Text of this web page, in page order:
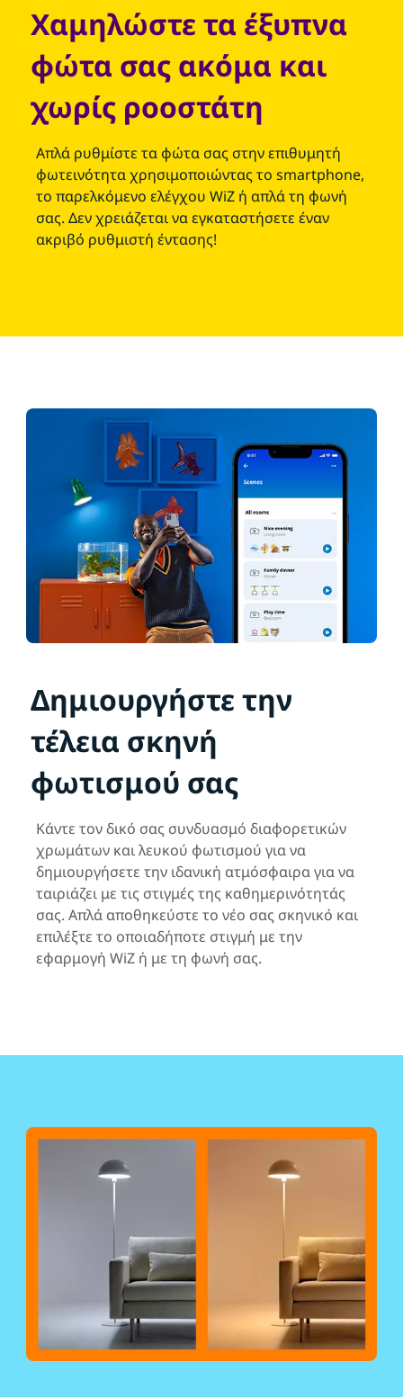
Χαμηλώστε τα έξυπνα
φώτα σας ακόμα και
χωρίς ροοστάτη
Απλά ρυθμίστε τα φώτα σας στην επιθυμητή
φωτεινότητα χρησιμοποιώντας το smartphone,
το παρελκόμενο ελέγχου WiZ ή απλά τη φωνή
σας. Δεν χρειάζεται να εγκαταστήσετε έναν
ακριβό ρυθμιστή έντασης!
Δημιουργήστε την
τέλεια σκηνή
φωτισμού σας
Κάντε τον δικό σας συνδυασμό διαφορετικών
χρωμάτων και λευκού φωτισμού για να
δημιουργήσετε την ιδανική ατμόσφαιρα για να
ταιριάζει με τις στιγμές της καθημερινότητάς
σας. Απλά αποθηκεύστε το νέο σας σκηνικό και
επιλέξτε το οποιαδήποτε στιγμή με την
εφαρμογή WiZ ή με τη φωνή σας.